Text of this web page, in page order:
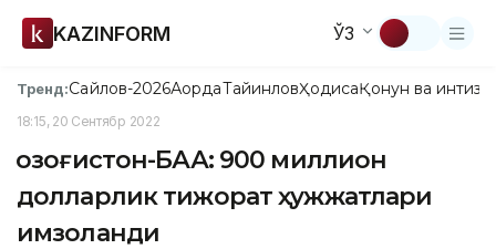
KAZINFORM ЎЗ
Тренд:Сайлов-2026АқордаТайинловҲодисаҚонун ва
18:15, 20 Сентябр 2022
Қозоғистон-БАА: 900 миллион
долларлик тижорат ҳужжатлари
имзоланди